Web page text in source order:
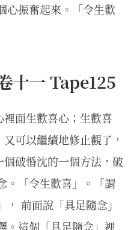
心振奮起來。「令生歡
十一 Tape125
面生歡喜心；生歡喜
可以繼續地修止觀了，
破惛沈的一個方法，破
。「令生歡喜」。「謂
前面說「具足隨念」
。這個「具足隨念」裡